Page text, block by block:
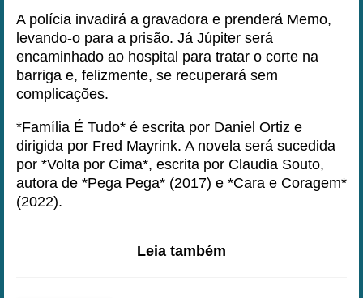
A polícia invadirá a gravadora e prenderá Memo,
levando-o para a prisão. Já Júpiter será
encaminhado ao hospital para tratar o corte na
barriga e, felizmente, se recuperará sem
complicações.
*Família É Tudo* é escrita por Daniel Ortiz e
dirigida por Fred Mayrink. A novela será sucedida
por *Volta por Cima*, escrita por Claudia Souto,
autora de *Pega Pega* (2017) e *Cara e Coragem*
(2022).
Leia também